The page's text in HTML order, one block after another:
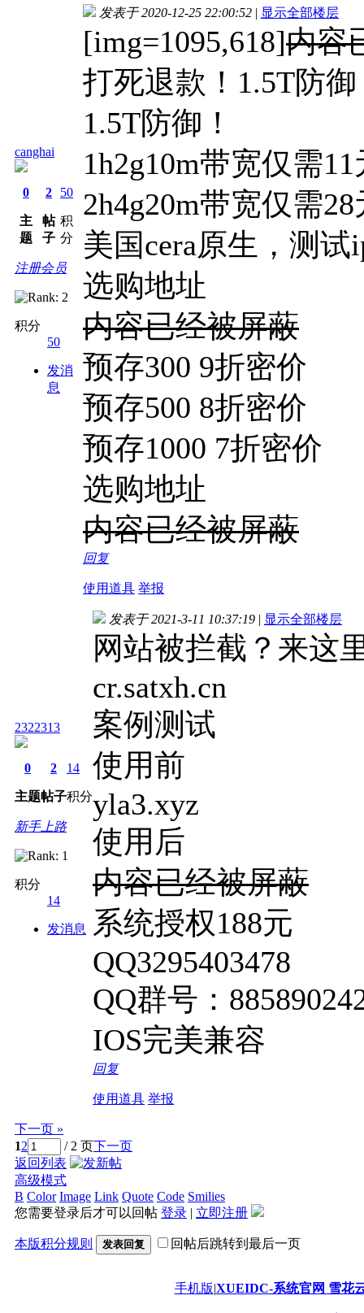
canghai
0
主
题
2
帖
子
50
积
分
注册会员
积分
50
发消
息
发表于 2020-12-25 22:00:52 | 显示全部楼层
[img=1095,618]内容
打死退款！1.5T防
1.5T防御！
1h2g10m带宽仅需
2h4g20m带宽仅需
美国cera原生，测试
选购地址
内容已经被屏蔽
预存300 9折密价
预存500 8折密价
预存1000 7折密价
选购地址
内容已经被屏蔽
回复
使用道具 举报
2322313
0
主题
2
帖子
14
积分
新手上路
积分
14
发消息
发表于 2021-3-11 10:37:19 | 显示全部楼层
网站被拦截？来这
cr.satxh.cn
案例测试
使用前
yla3.xyz
使用后
内容已经被屏蔽
系统授权188元
QQ3295403478
QQ群号：
IOS完美兼容
回复
使用道具 举报
下一页 »
12 / 2 页下一页
返回列表
高级模式
B Color Image Link Quote Code Smilies
您需要登录后才可以回帖 登录 | 立即注册
本版积分规则 发表回复 回帖后跳转到最后一页
手机版|XUEIDC-系统官网 雪花